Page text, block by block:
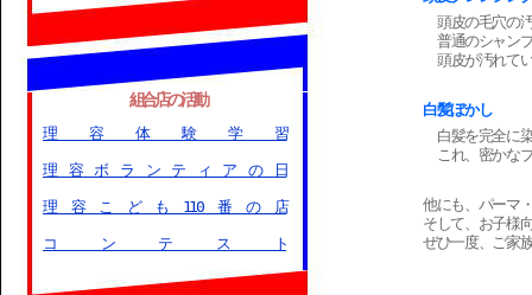
頭皮の毛穴の
普通のシャン
頭皮が汚れて
白髪ぼかし
白髪を完全に
これ、密かな
他にも、パーマ
そして、お子様
ぜひ一度、ご家
組合店の活動
理容体験学習
理容ボランティアの日
理容こども110番の店
コンテスト